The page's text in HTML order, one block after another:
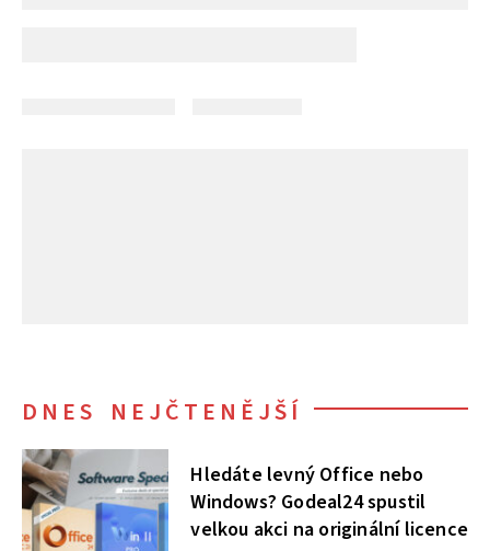
DNES NEJČTENĚJŠÍ
Hledáte levný Office nebo
Windows? Godeal24 spustil
velkou akci na originální licence